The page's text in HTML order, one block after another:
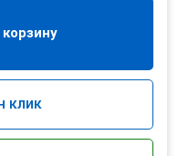
клик